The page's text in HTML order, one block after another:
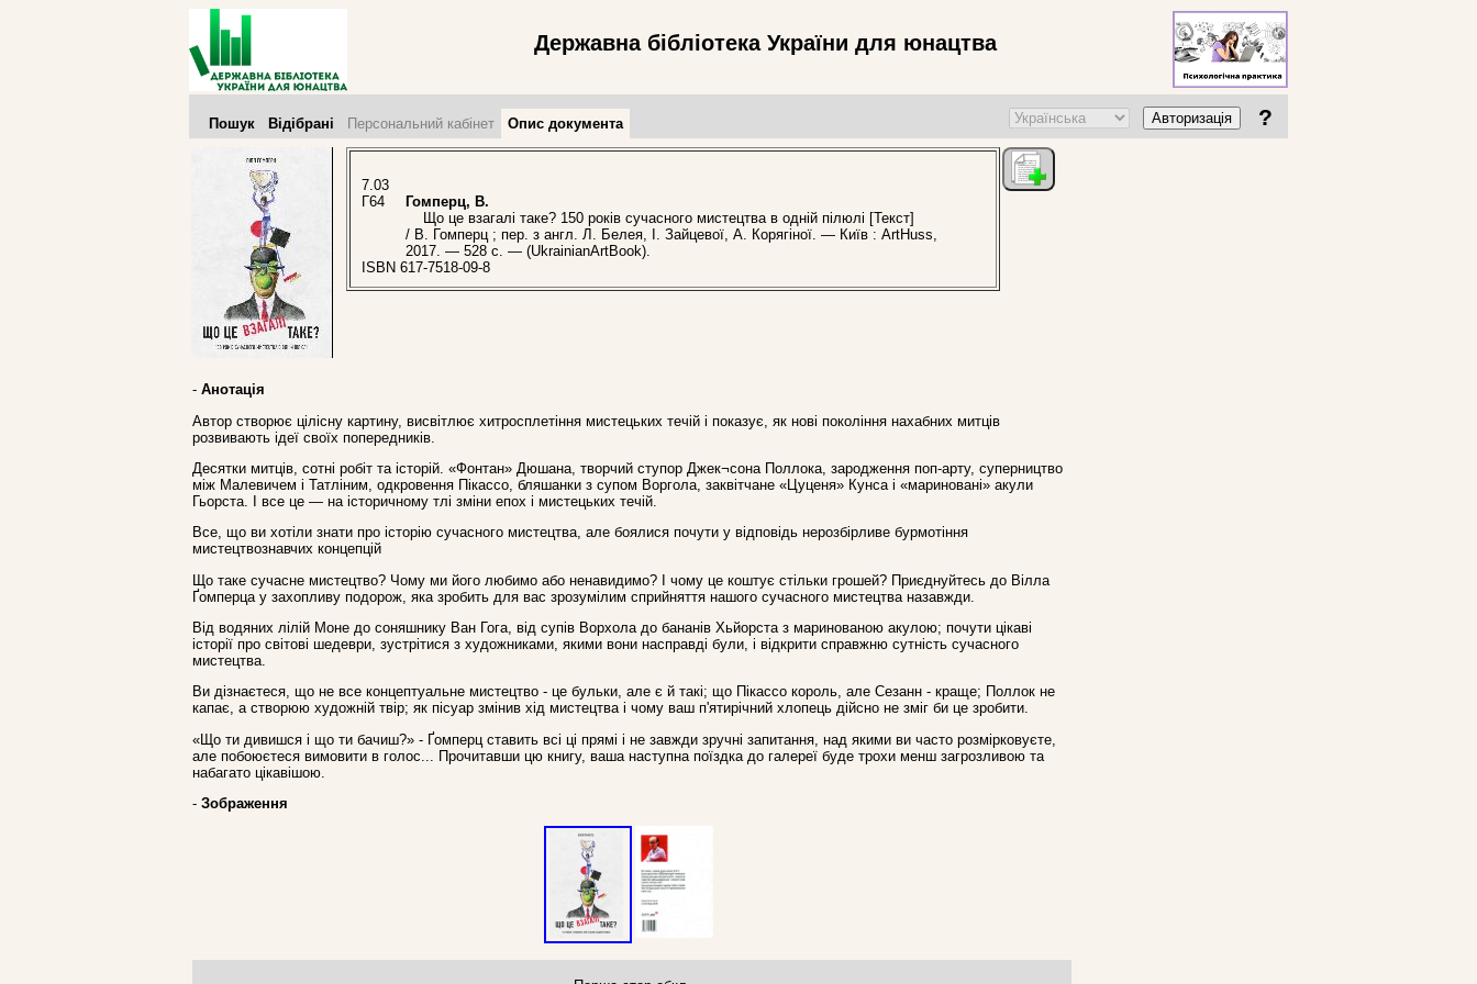
Державна бібліотека України для юнацтва
Пошук Відібрані Персональний кабінет Опис документа Авторизація ?
7.03
Г64
Гомперц, В.
Що це взагалі таке? 150 років сучасного мистецтва в одній пілюлі [Текст]
/ В. Гомперц ; пер. з англ. Л. Белея, І. Зайцевої, А. Корягіної. — Київ : ArtHuss,
2017. — 528 c. — (UkrainianArtBook).
ISBN 617-7518-09-8
- Анотація
Автор створює цілісну картину, висвітлює хитросплетіння мистецьких течій і показує, як нові покоління нахабних митців
розвивають ідеї своїх попередників.
Десятки митців, сотні робіт та історій. «Фонтан» Дюшана, творчий ступор Джек¬сона Поллока, зародження поп-арту, суперництво
між Малевичем і Татліним, одкровення Пікассо, бляшанки з супом Воргола, заквітчане «Цуценя» Кунса і «мариновані» акули
Гьорста. І все це — на історичному тлі зміни епох і мистецьких течій.
Все, що ви хотіли знати про історію сучасного мистецтва, але боялися почути у відповідь нерозбірливе бурмотіння
мистецтвознавчих концепцій
Що таке сучасне мистецтво? Чому ми його любимо або ненавидимо? І чому це коштує стільки грошей? Приєднуйтесь до Вілла
Ґомперца у захопливу подорож, яка зробить для вас зрозумілим сприйняття нашого сучасного мистецтва назавжди.
Від водяних лілій Моне до соняшнику Ван Гога, від супів Ворхола до бананів Хьйорста з маринованою акулою; почути цікаві
історії про світові шедеври, зустрітися з художниками, якими вони насправді були, і відкрити справжню сутність сучасного
мистецтва.
Ви дізнаєтеся, що не все концептуальне мистецтво - це бульки, але є й такі; що Пікассо король, але Сезанн - краще; Поллок не
капає, а створюю художній твір; як пісуар змінив хід мистецтва і чому ваш п'ятирічний хлопець дійсно не зміг би це зробити.
«Що ти дивишся і що ти бачиш?» - Ґомперц ставить всі ці прямі і не завжди зручні запитання, над якими ви часто розмірковуєте,
але побоюєтеся вимовити в голос... Прочитавши цю книгу, ваша наступна поїздка до галереї буде трохи менш загрозливою та
набагато цікавішою.
- Зображення